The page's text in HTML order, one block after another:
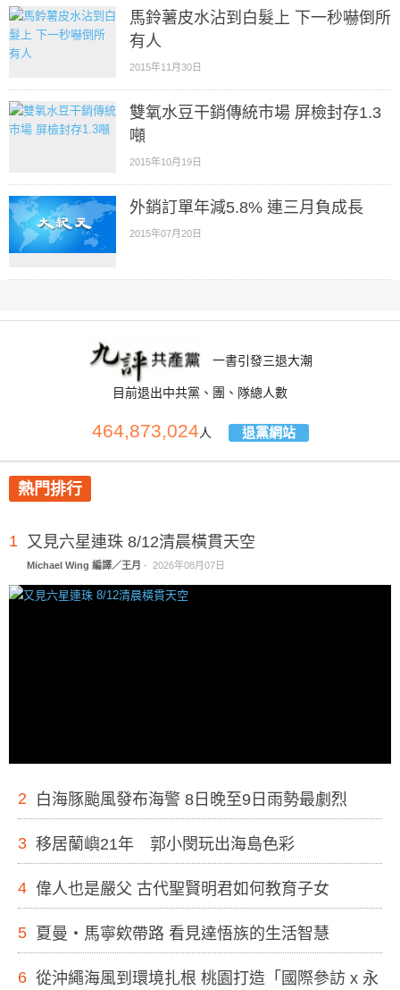
馬鈴薯皮水沾到白髮上 下一秒嚇倒所
有人
2015年11月30日
雙氧水豆干銷傳統市場 屏檢封存1.3
噸
2015年10月19日
外銷訂單年減5.8% 連三月負成長
2015年07月20日
一書引發三退大潮
目前退出中共黨、團、隊總人數
464,873,024人 退黨網站
熱門排行
1 又見六星連珠 8/12清晨橫貫天空
Michael Wing 編譯／王月 - 2026年08月07日
2 白海豚颱風發布海警 8日晚至9日雨勢最劇烈
3 移居蘭嶼21年 郭小閔玩出海島色彩
4 偉人也是嚴父 古代聖賢明君如何教育子女
5 夏曼・馬寧欸帶路 看見達悟族的生活智慧
6 從沖繩海風到環境扎根 桃園打造「國際參訪 x 永